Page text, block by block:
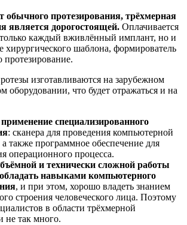
обычного протезирования, трёхмерная
является дорогостоящей. Оплачивается
каждый вживлённый имплант, но и
хирургического шаблона, формирователь
протезирование.
изготавливаются на зарубежном
оборудовании, что будет отражаться и на
специализированного
: сканера для проведения компьютерной
также программное обеспечение для
операционного процесса.
и технически сложной работы
навыками компьютерного
, и при этом, хорошо владеть знанием
строения человеческого лица. Поэтому
в области трёхмерной
не так много.